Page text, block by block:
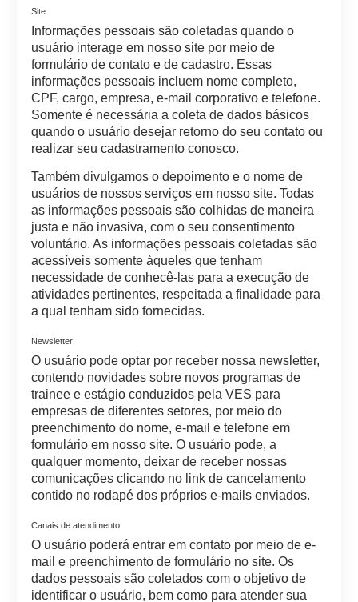
Site
Informações pessoais são coletadas quando o
usuário interage em nosso site por meio de
formulário de contato e de cadastro. Essas
informações pessoais incluem nome completo,
CPF, cargo, empresa, e-mail corporativo e telefone.
Somente é necessária a coleta de dados básicos
quando o usuário desejar retorno do seu contato ou
realizar seu cadastramento conosco.
Também divulgamos o depoimento e o nome de
usuários de nossos serviços em nosso site. Todas
as informações pessoais são colhidas de maneira
justa e não invasiva, com o seu consentimento
voluntário. As informações pessoais coletadas são
acessíveis somente àqueles que tenham
necessidade de conhecê-las para a execução de
atividades pertinentes, respeitada a finalidade para
a qual tenham sido fornecidas.
Newsletter
O usuário pode optar por receber nossa newsletter,
contendo novidades sobre novos programas de
trainee e estágio conduzidos pela VES para
empresas de diferentes setores, por meio do
preenchimento do nome, e-mail e telefone em
formulário em nosso site. O usuário pode, a
qualquer momento, deixar de receber nossas
comunicações clicando no link de cancelamento
contido no rodapé dos próprios e-mails enviados.
Canais de atendimento
O usuário poderá entrar em contato por meio de e-
mail e preenchimento de formulário no site. Os
dados pessoais são coletados com o objetivo de
identificar o usuário, bem como para atender sua